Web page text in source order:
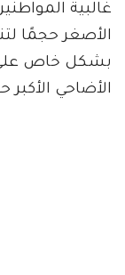
غالبية
الأصغر حجمًا
بشكل خاص على
الأضاحي الأكبر